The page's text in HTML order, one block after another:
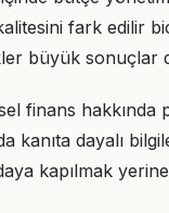
fark edilir
büyük sonuçlar
finans hakkında
kanıta dayalı
kapılmak